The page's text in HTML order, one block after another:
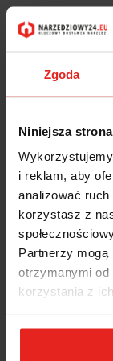
Zgoda
Niniejsza
i reklam, aby
analizować
korzystasz z
Partnerzy mogą
otrzymanymi od
korzystania z